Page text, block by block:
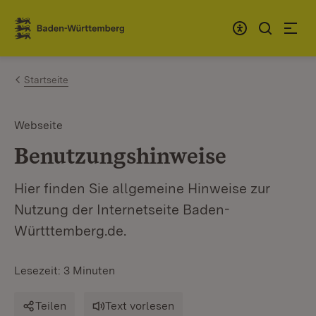
Zum Inhalt springen
Link zur Startseite
Startseite
Webseite
Benutzungshinweise
Hier finden Sie allgemeine Hinweise zur
Nutzung der Internetseite Baden-
Württtemberg.de.
Lesezeit: 3 Minuten
Teilen Text vorlesen